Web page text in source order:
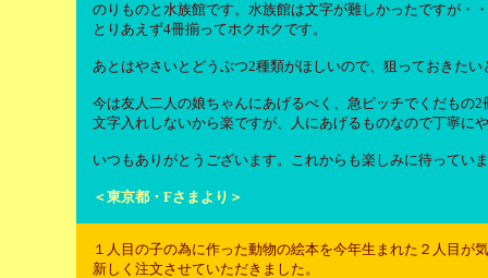
のりものと水族館です。水族館は文字が難しかったですが・
とりあえず4冊揃ってホクホクです。
あとはやさいとどうぶつ2種類がほしいので、狙っておきたい
今は友人二人の娘ちゃんにあげるべく、急ピッチでくだもの2
文字入れしないから楽ですが、人にあげるものなので丁寧に
いつもありがとうございます。これからも楽しみに待ってい
＜東京都・Fさまより＞
１人目の子の為に作った動物の絵本を今年生まれた２人目が
新しく注文させていただきました。